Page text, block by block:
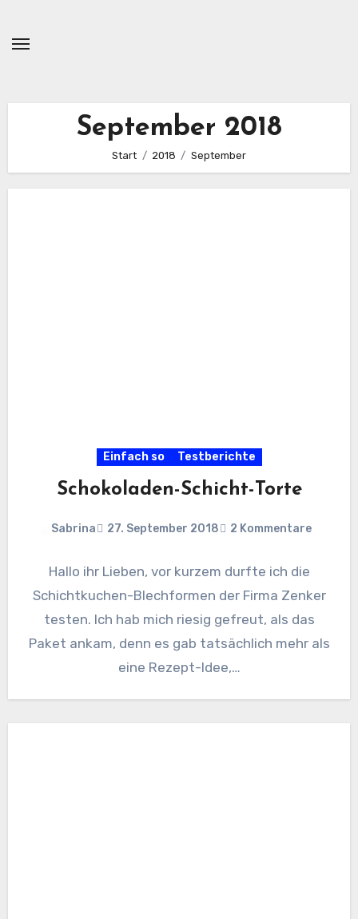
springen
September 2018
Start 2018 September
Einfach so Testberichte
Schokoladen-Schicht-Torte
Sabrina 27. September 2018 2 Kommentare
Hallo ihr Lieben, vor kurzem durfte ich die
Schichtkuchen-Blechformen der Firma Zenker
testen. Ich hab mich riesig gefreut, als das
Paket ankam, denn es gab tatsächlich mehr als
eine Rezept-Idee,…